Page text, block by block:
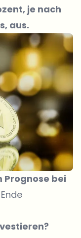
je nach
aus.
Prognose bei